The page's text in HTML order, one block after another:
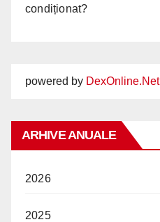
condiționat?
powered by DexOnline.Net
ARHIVE ANUALE
2026
2025